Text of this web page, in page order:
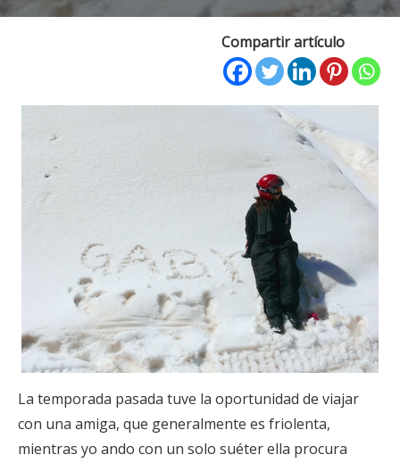
Compartir artículo
La temporada pasada tuve la oportunidad de viajar
con una amiga, que generalmente es friolenta,
mientras yo ando con un solo suéter ella procura